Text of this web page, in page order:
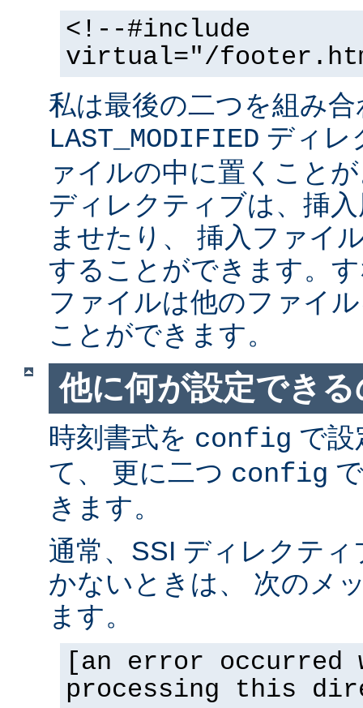
<!--#include
virtual="/
私は最後の二つを組み
LAST_MODIFIED ディレ
ァイルの中に置くこと
ディレクティブは、挿
ませたり、 挿入ファイ
することができます。
ファイルは他のファイ
ことができます。
他に何が設定でき
時刻書式を config で設
て、 更に二つ config
きます。
通常、SSI ディレクテ
かないときは、 次のメ
ます。
[an error occurred
processing this